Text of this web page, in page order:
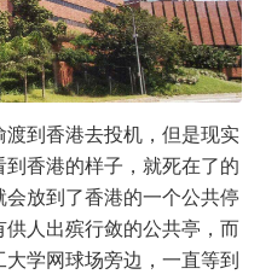
到香港去投机，但是现实
香港的样子，就死在了的
放到了香港的一个公共停
人出殡行敛的公共亭，而
学网球场旁边，一直等到